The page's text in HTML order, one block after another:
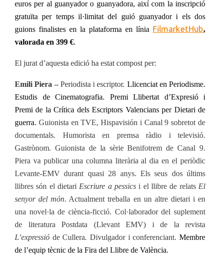
euros per al guanyador o guanyadora, així com la inscripció
gratuïta per temps il·limitat del guió guanyador i els dos
guions finalistes en la plataforma en línia FilmarketHub,
valorada en 399 €.
El jurat d’aquesta edició ha estat compost per:
Emili Piera – Periodista i escriptor. Llicenciat en Periodisme.
Estudis de Cinematografia. Premi Llibertat d’Expresió i
Premi de la Crítica dels Escriptors Valencians per Dietari de
guerra. Guionista en TVE, Hispavisión i Canal 9 sobretot de
documentals. Humorista en premsa ràdio i televisió.
Gastrònom. Guionista de la sèrie Benifotrem de Canal 9.
Piera va publicar una columna literària al dia en el periòdic
Levante-EMV durant quasi 28 anys. Els seus dos últims
llibres són el dietari Escriure a pessicsi el llibre de relats El
senyor del món. Actualment treballa en un altre dietari i en
una novel·la de ciència-ficció. Col·laborador del suplement
de literatura Postdata (Llevant EMV) i de la revista
L’expressió de Cullera.Divulgador i conferenciant.Membre
de l’equip tècnic de la Fira del Llibre de València.